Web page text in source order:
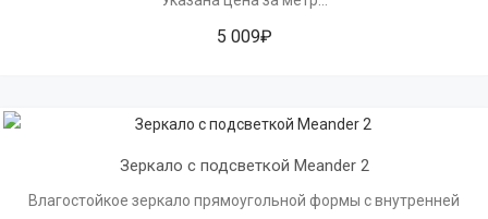
5 009₽
Зеркало с подсветкой Meander 2
Влагостойкое зеркало прямоугольной формы с внутренней